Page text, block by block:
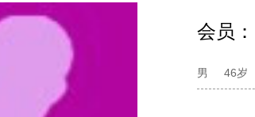
会员：
男 46岁